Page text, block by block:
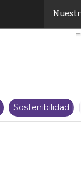
Sostenibilidad